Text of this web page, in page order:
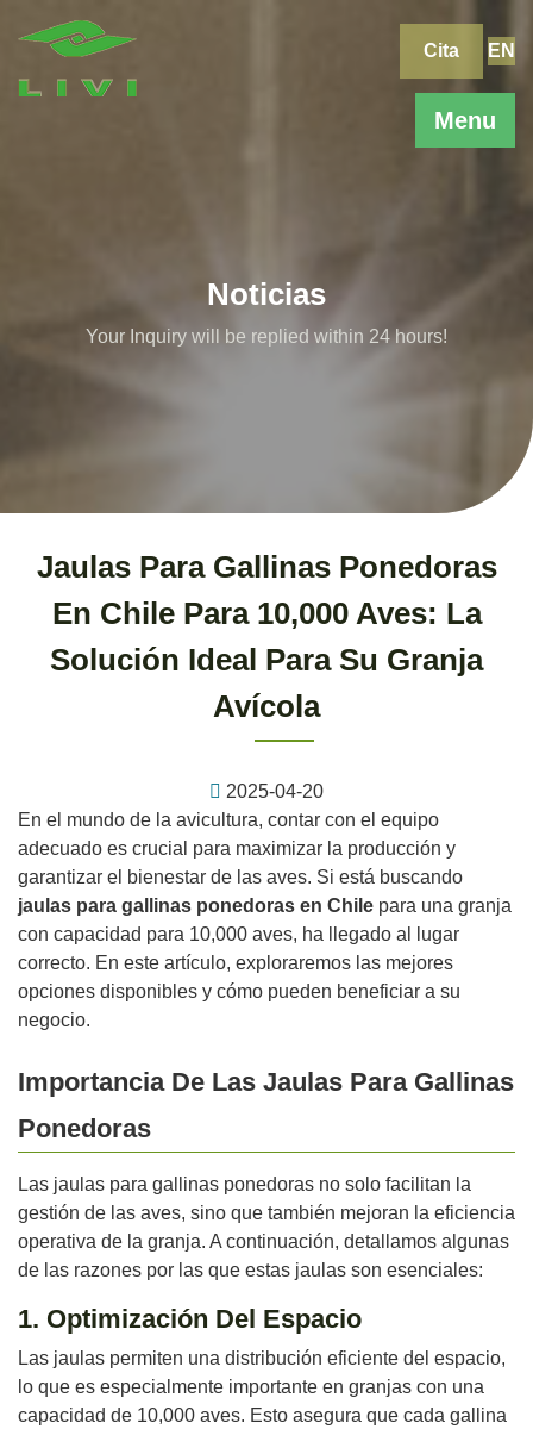
Menu
Cita EN
Noticias
Your Inquiry will be replied within 24 hours!
Jaulas Para Gallinas Ponedoras
En Chile Para 10,000 Aves: La
Solución Ideal Para Su Granja
Avícola
2025-04-20
En el mundo de la avicultura, contar con el equipo
adecuado es crucial para maximizar la producción y
garantizar el bienestar de las aves. Si está buscando
jaulas para gallinas ponedoras en Chile para una granja
con capacidad para 10,000 aves, ha llegado al lugar
correcto. En este artículo, exploraremos las mejores
opciones disponibles y cómo pueden beneficiar a su
negocio.
Importancia De Las Jaulas Para Gallinas
Ponedoras
Las jaulas para gallinas ponedoras no solo facilitan la
gestión de las aves, sino que también mejoran la eficiencia
operativa de la granja. A continuación, detallamos algunas
de las razones por las que estas jaulas son esenciales:
1. Optimización Del Espacio
Las jaulas permiten una distribución eficiente del espacio,
lo que es especialmente importante en granjas con una
capacidad de 10,000 aves. Esto asegura que cada gallina